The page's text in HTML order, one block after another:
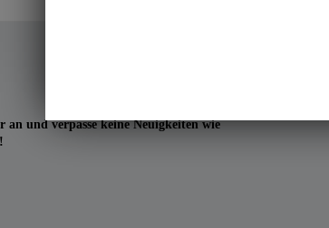
an und verpasse keine Neuigkeiten wie